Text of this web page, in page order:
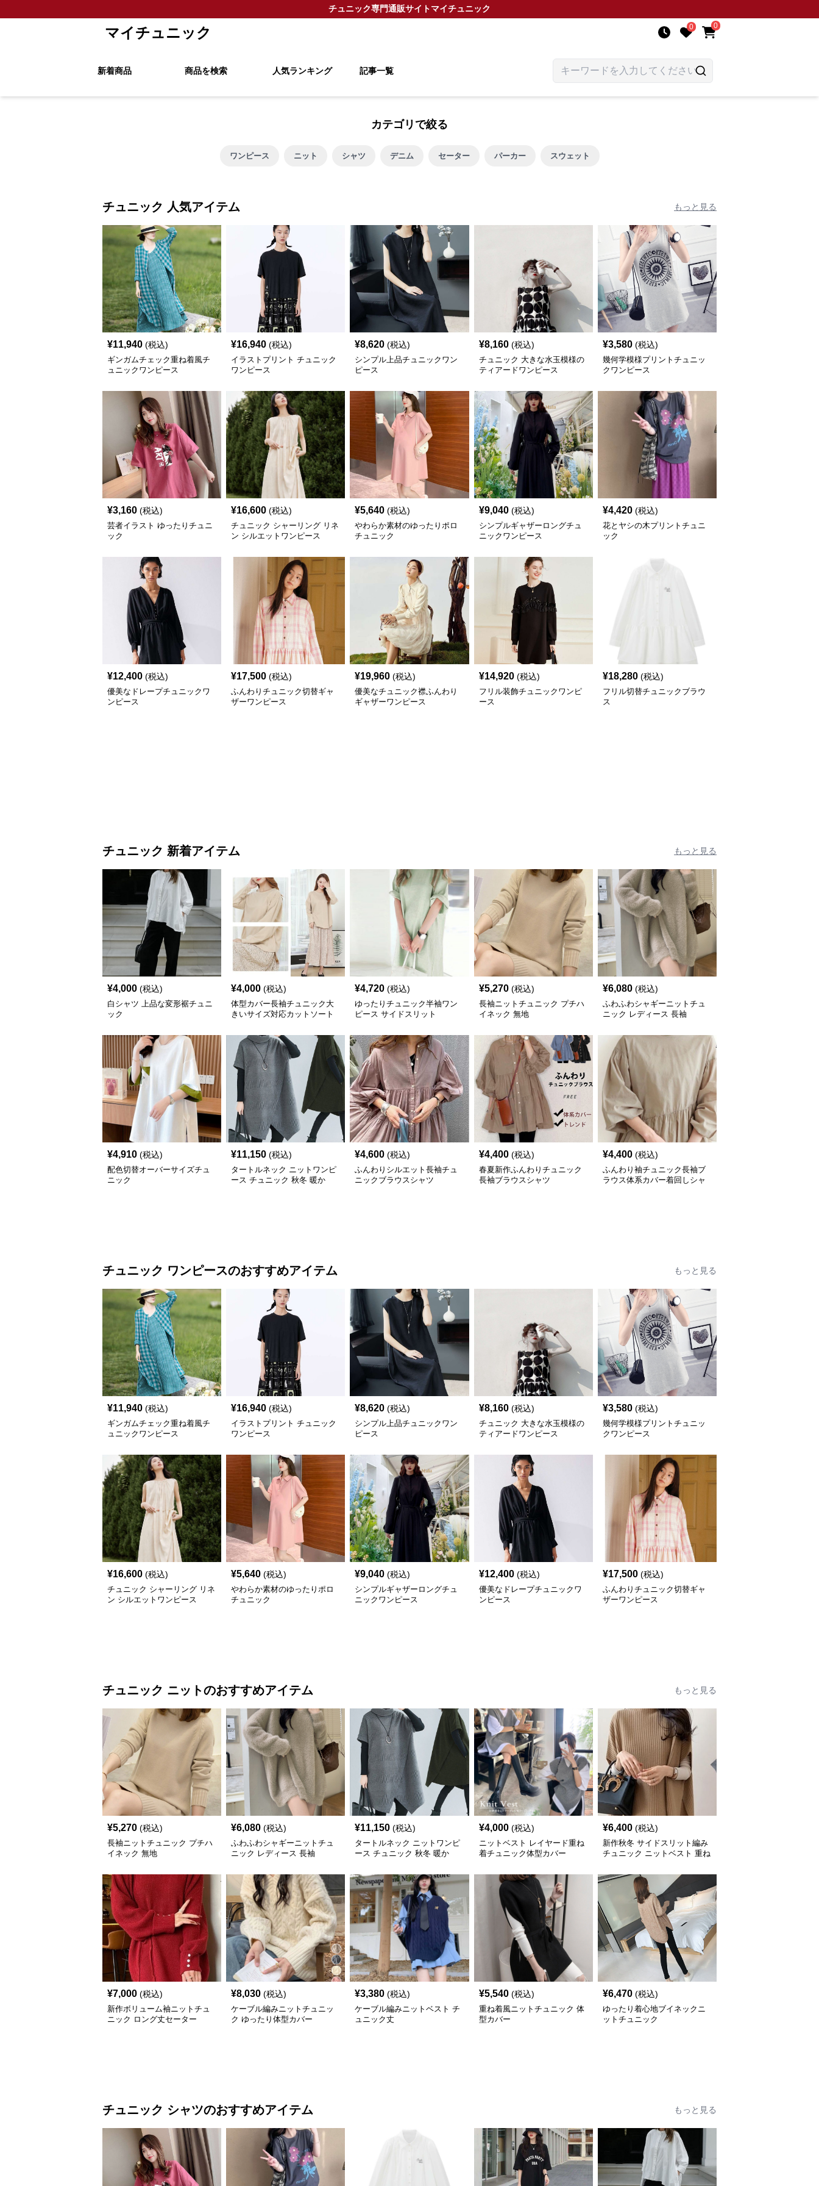
チュニック専門通販サイトマイチュニック
マイチュニック 0 0
新着商品 商品を検索 人気ランキング 記事一覧
カテゴリで絞る
ワンピース ニット シャツ デニム セーター パーカー スウェット
チュニック 人気アイテム もっと見る
¥11,940 (税込)
ギンガムチェック重ね着風チ
ュニックワンピース
¥16,940 (税込)
イラストプリント チュニック
ワンピース
¥8,620 (税込)
シンプル上品チュニックワン
ピース
¥8,160 (税込)
チュニック 大きな水玉模様の
ティアードワンピース
¥3,580 (税込)
幾何学模様プリントチュニッ
クワンピース
¥3,160 (税込)
芸者イラスト ゆったりチュニ
ック
¥16,600 (税込)
チュニック シャーリング リネ
ン シルエットワンピース
¥5,640 (税込)
やわらか素材のゆったりポロ
チュニック
¥9,040 (税込)
シンプルギャザーロングチュ
ニックワンピース
¥4,420 (税込)
花とヤシの木プリントチュニ
ック
¥12,400 (税込)
優美なドレープチュニックワ
ンピース
¥17,500 (税込)
ふんわりチュニック切替ギャ
ザーワンピース
¥19,960 (税込)
優美なチュニック襟ふんわり
ギャザーワンピース
¥14,920 (税込)
フリル装飾チュニックワンピ
ース
¥18,280 (税込)
フリル切替チュニックブラウ
ス
チュニック 新着アイテム もっと見る
¥4,000 (税込)
白シャツ 上品な変形裾チュニ
ック
¥4,000 (税込)
体型カバー長袖チュニック大
きいサイズ対応カットソート
¥4,720 (税込)
ゆったりチュニック半袖ワン
ピース サイドスリット
¥5,270 (税込)
長袖ニットチュニック プチハ
イネック 無地
¥6,080 (税込)
ふわふわシャギーニットチュ
ニック レディース 長袖
¥4,910 (税込)
配色切替オーバーサイズチュ
ニック
¥11,150 (税込)
タートルネック ニットワンピ
ース チュニック 秋冬 暖か
¥4,600 (税込)
ふんわりシルエット長袖チュ
ニックブラウスシャツ
¥4,400 (税込)
春夏新作ふんわりチュニック
長袖ブラウスシャツ
¥4,400 (税込)
ふんわり袖チュニック長袖ブ
ラウス体系カバー着回しシャ
チュニック ワンピースのおすすめアイテム もっと見る
¥11,940 (税込)
ギンガムチェック重ね着風チ
ュニックワンピース
¥16,940 (税込)
イラストプリント チュニック
ワンピース
¥8,620 (税込)
シンプル上品チュニックワン
ピース
¥8,160 (税込)
チュニック 大きな水玉模様の
ティアードワンピース
¥3,580 (税込)
幾何学模様プリントチュニッ
クワンピース
¥16,600 (税込)
チュニック シャーリング リネ
ン シルエットワンピース
¥5,640 (税込)
やわらか素材のゆったりポロ
チュニック
¥9,040 (税込)
シンプルギャザーロングチュ
ニックワンピース
¥12,400 (税込)
優美なドレープチュニックワ
ンピース
¥17,500 (税込)
ふんわりチュニック切替ギャ
ザーワンピース
チュニック ニットのおすすめアイテム もっと見る
¥5,270 (税込)
長袖ニットチュニック プチハ
イネック 無地
¥6,080 (税込)
ふわふわシャギーニットチュ
ニック レディース 長袖
¥11,150 (税込)
タートルネック ニットワンピ
ース チュニック 秋冬 暖か
¥4,000 (税込)
ニットベスト レイヤード重ね
着チュニック体型カバー
¥6,400 (税込)
新作秋冬 サイドスリット編み
チュニック ニットベスト 重ね
¥7,000 (税込)
新作ボリューム袖ニットチュ
ニック ロング丈セーター
¥8,030 (税込)
ケーブル編みニットチュニッ
ク ゆったり体型カバー
¥3,380 (税込)
ケーブル編みニットベスト チ
ュニック丈
¥5,540 (税込)
重ね着風ニットチュニック 体
型カバー
¥6,470 (税込)
ゆったり着心地ブイネックニ
ットチュニック
チュニック シャツのおすすめアイテム もっと見る